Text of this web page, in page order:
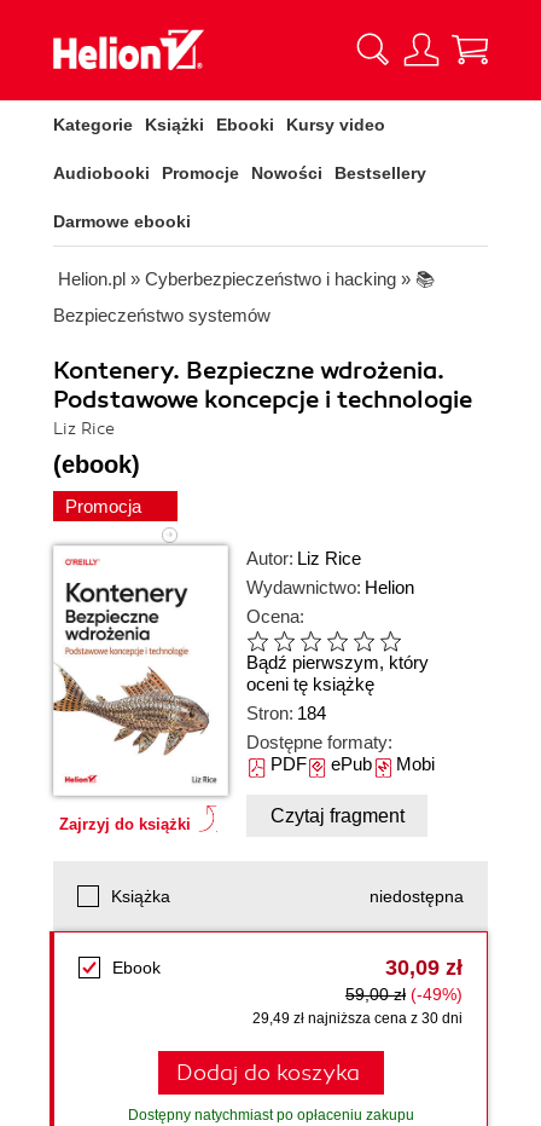
Kategorie Książki Ebooki Kursy video
Audiobooki Promocje Nowości Bestsellery
Darmowe ebooki
Helion.pl » Cyberbezpieczeństwo i hacking » 📚
Bezpieczeństwo systemów
Kontenery. Bezpieczne wdrożenia.
Podstawowe koncepcje i technologie
Liz Rice
(ebook)
Promocja
Zajrzyj do książki
Autor: Liz Rice
Wydawnictwo: Helion
Ocena:
Bądź pierwszym, który
oceni tę książkę
Stron: 184
Dostępne formaty:
PDFePubMobi
Czytaj fragment
Książka niedostępna
Ebook 30,09 zł
59,00 zł (-49%)
29,49 zł najniższa cena z 30 dni
Dodaj do koszyka
Dostępny natychmiast po opłaceniu zakupu